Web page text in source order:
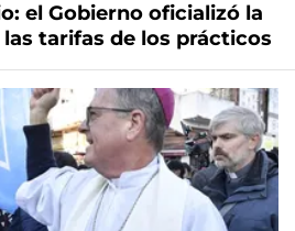
el Gobierno oficializó la
las tarifas de los prácticos